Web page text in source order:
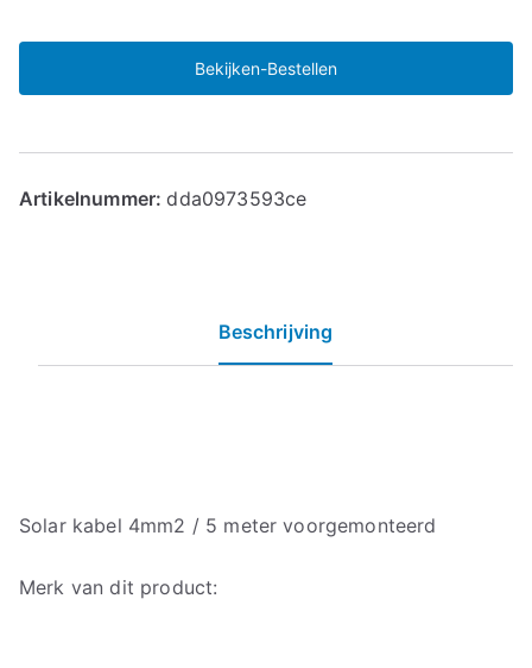
Bekijken-Bestellen
Artikelnummer:dda0973593ce
Beschrijving
Solar kabel 4mm2 / 5 meter voorgemonteerd
Merk van dit product: